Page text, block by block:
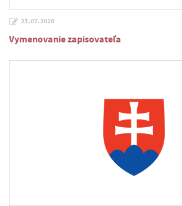
21.07.2026
Vymenovanie zapisovateľa